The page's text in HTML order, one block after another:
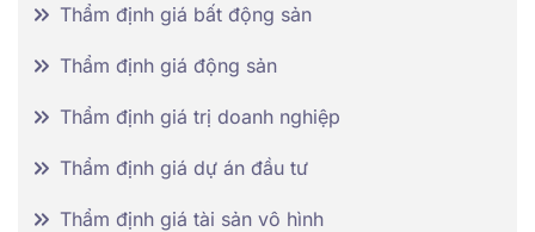
Thẩm định giá bất động sản
Thẩm định giá động sản
Thẩm định giá trị doanh nghiệp
Thẩm định giá dự án đầu tư
Thẩm định giá tài sản vô hình